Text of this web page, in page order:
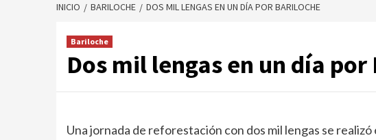
INICIO BARILOCHE DOS MIL LENGAS EN UN DÍA POR BARILOCHE
Bariloche
Dos mil lengas en un día
Una jornada de reforestación con dos mil lengas se